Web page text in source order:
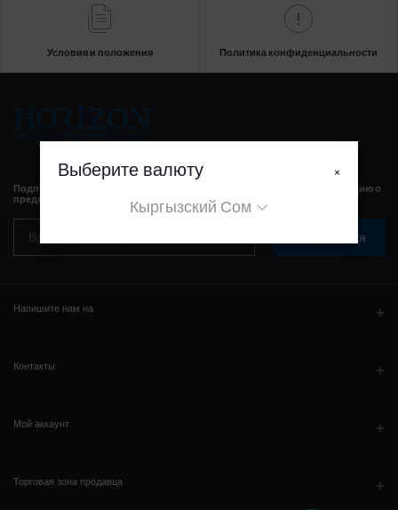
Условия и положения Политика конфиденциальности
Подпишитесь на нашу рассылку, чтобы регулярно получать информацию о
предложениях, купонах и многом другом
Подписаться
Напишите нам на
WhatsAPP
Контакты
Адрес
Мой аккаунт
Вход в систему
Торговая зона продавца
Выберите валюту ×
Кыргызский Сом